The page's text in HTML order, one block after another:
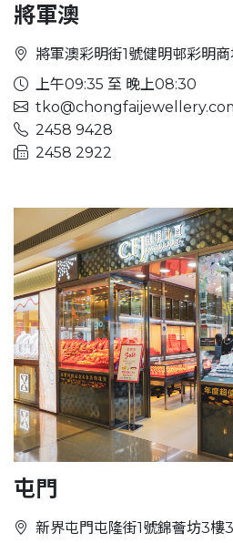
將軍澳
將軍澳彩明街1號健明邨彩明
上午09:35 至 晚上08:30
2458 9428
2458 2922
屯門
新界屯門屯隆街1號錦薈坊3樓